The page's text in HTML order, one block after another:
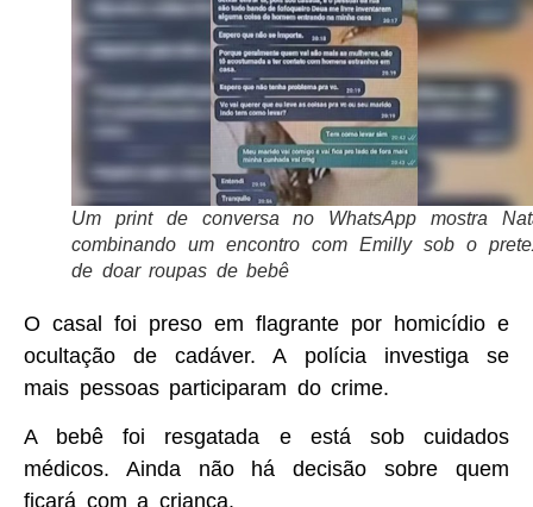
Um print de conversa no WhatsApp mostra
combinando um encontro com Emilly sob o
de doar roupas de bebê
O casal foi preso em flagrante por homicídio e
ocultação de cadáver. A polícia investiga se
mais pessoas participaram do crime.
A bebê foi resgatada e está sob cuidados
médicos. Ainda não há decisão sobre quem
ficará com a criança.